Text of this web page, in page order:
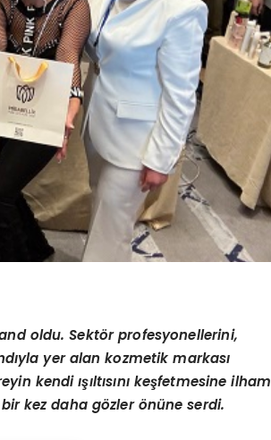
oldu. Sektör profesyonellerini,
yer alan kozmetik markası
kendi ışıltısını keşfetmesine ilham
kez daha gözler önüne serdi.